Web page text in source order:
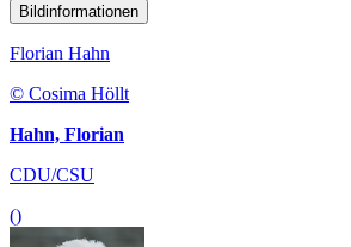
Bildinformationen
Florian Hahn
© Cosima Höllt
Hahn, Florian
CDU/CSU
()